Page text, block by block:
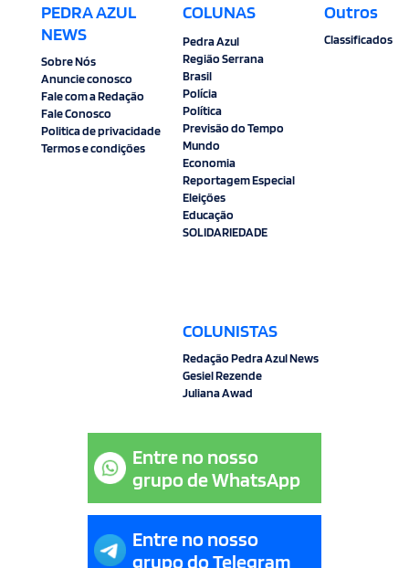
PEDRA AZUL
NEWS
Sobre Nós
Anuncie conosco
Fale com a Redação
Fale Conosco
Politica de privacidade
Termos e condições
COLUNAS
Pedra Azul
Região Serrana
Brasil
Polícia
Política
Previsão do Tempo
Mundo
Economia
Reportagem Especial
Eleições
Educação
SOLIDARIEDADE
COLUNISTAS
Redação Pedra Azul News
Gesiel Rezende
Juliana Awad
Outros
Classificados
Entre no nosso
grupo de WhatsApp
Entre no nosso
grupo do Telegram